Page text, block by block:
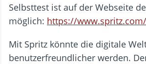
Selbsttest ist auf der Webseite
möglich: https://www.spritz.com/
Mit Spritz könnte die digitale
benutzerfreundlicher werden.